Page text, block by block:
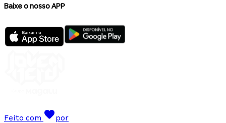
Baixe o nosso APP
Feito com
por